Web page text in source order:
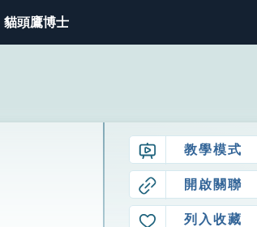
貓頭鷹博士
教學模式
開啟關聯
列入收藏